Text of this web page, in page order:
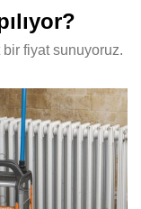
fiyat sunuyoruz.